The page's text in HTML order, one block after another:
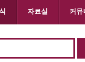
자료실 커뮤